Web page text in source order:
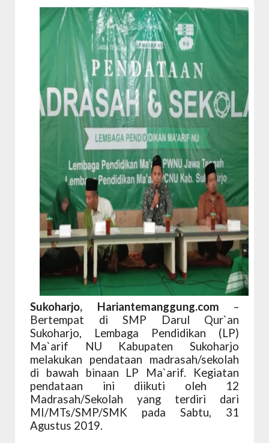
Sukoharjo, Hariantemanggung.com –
Bertempat di SMP Darul Qur`an
Sukoharjo, Lembaga Pendidikan (LP)
Ma`arif NU Kabupaten Sukoharjo
melakukan pendataan madrasah/sekolah
di bawah binaan LP Ma`arif. Kegiatan
pendataan ini diikuti oleh 12
Madrasah/Sekolah yang terdiri dari
MI/MTs/SMP/SMK pada Sabtu, 31
Agustus 2019.